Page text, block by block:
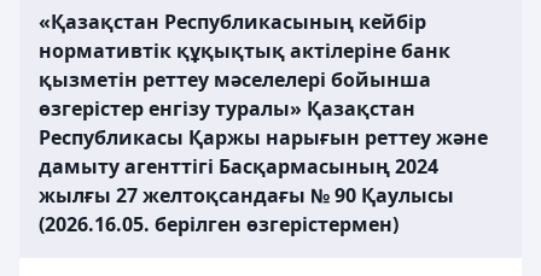
«Қазақстан Республикасының кейбір
нормативтік құқықтық актілеріне банк
қызметін реттеу мәселелері бойынша
өзгерістер енгізу туралы» Қазақстан
Республикасы Қаржы нарығын реттеу және
дамыту агенттігі Басқармасының 2024
жылғы 27 желтоқсандағы № 90 Қаулысы
(2026.16.05. берілген өзгерістермен)